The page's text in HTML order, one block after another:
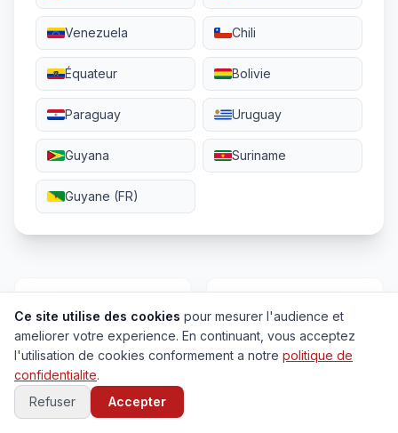
Venezuela Chili
Équateur Bolivie
Paraguay Uruguay
Guyana Suriname
Guyane (FR)
197 4000+
Villes
Ce site utilise des cookies pour mesurer l'audience et
ameliorer votre experience. En continuant, vous acceptez
l'utilisation de cookies conformement a notre politique de
confidentialite.
Refuser
Accepter